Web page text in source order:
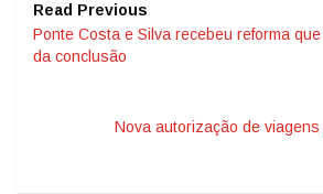
Read Previous
Ponte Costa e Silva recebeu reforma
da conclusão
Nova autorização de